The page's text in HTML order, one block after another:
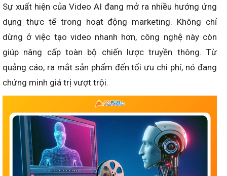
Sự xuất hiện của Video AI đang mở ra nhiều hướng ứng
dụng thực tế trong hoạt động marketing. Không chỉ
dừng ở việc tạo video nhanh hơn, công nghệ này còn
giúp nâng cấp toàn bộ chiến lược truyền thông. Từ
quảng cáo, ra mắt sản phẩm đến tối ưu chi phí, nó đang
chứng minh giá trị vượt trội.